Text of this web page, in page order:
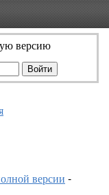
версию
версии -